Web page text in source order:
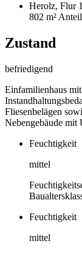
Herolz, Flur
802 m²
Zustand
befriedigend
Einfamilienhaus
Fliesenbelägen
Nebengebäude mit
Feuchtigkeit
mittel
Feuchtigkeit
mittel